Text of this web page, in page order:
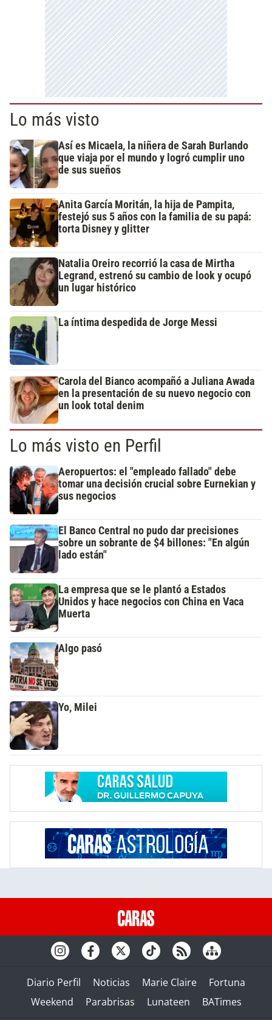
Lo más visto
Así es Micaela, la niñera de Sarah Burlando
que viaja por el mundo y logró cumplir uno
de sus sueños
Anita García Moritán, la hija de Pampita,
festejó sus 5 años con la familia de su papá:
torta Disney y glitter
Natalia Oreiro recorrió la casa de Mirtha
Legrand, estrenó su cambio de look y ocupó
un lugar histórico
La íntima despedida de Jorge Messi
Carola del Bianco acompañó a Juliana Awada
en la presentación de su nuevo negocio con
un look total denim
Lo más visto en Perfil
Aeropuertos: el "empleado fallado" debe
tomar una decisión crucial sobre Eurnekian y
sus negocios
El Banco Central no pudo dar precisiones
sobre un sobrante de $4 billones: "En algún
lado están"
La empresa que se le plantó a Estados
Unidos y hace negocios con China en Vaca
Muerta
Algo pasó
Yo, Milei
Diario Perfil Noticias Marie Claire
Fortuna
Weekend
Parabrisas Lunateen BATimes